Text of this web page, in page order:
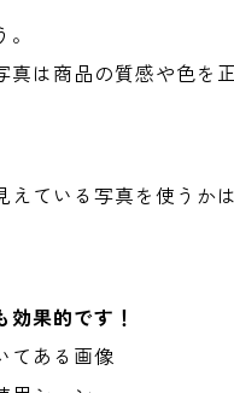
は商品の質感や色を
ている写真を使う
果的です！
てある画像